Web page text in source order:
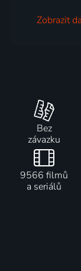
Zobrazit
Bez
závazku
9566 filmů
a seriálů